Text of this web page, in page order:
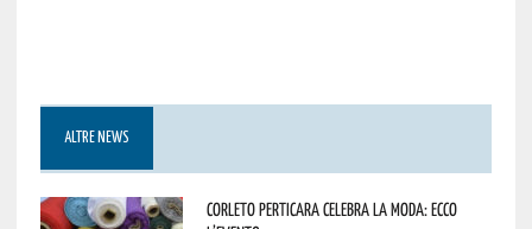
ALTRE NEWS
Corleto Perticara celebra la moda: ecco